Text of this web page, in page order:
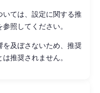
いては、設定に関する推
照してください。
を及ぼさないため、推奨
推奨されません。